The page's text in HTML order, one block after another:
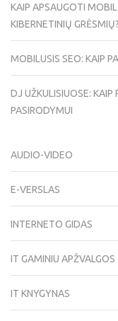
KAIP APSAUGOTI
KIBERNETINIŲ GRĖSMIŲ?
MOBILUSIS SEO: KAIP
DJ UŽKULISIUOSE: KAIP
PASIRODYMUI
AUDIO-VIDEO
E-VERSLAS
INTERNETO GIDAS
IT GAMINIU APŽVALGOS
IT KNYGYNAS